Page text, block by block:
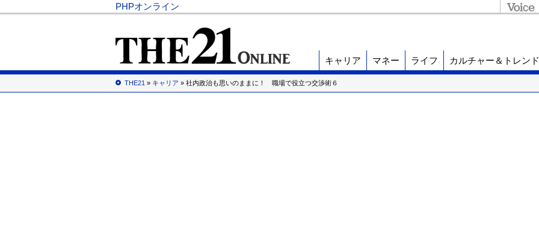
PHPオンライン
キャリア マネー ライフ カルチャー＆トレンド
THE21 » キャリア » 社内政治も思いのままに！ 職場で役立つ交渉術６